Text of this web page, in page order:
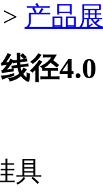
> 产品
径4.0
具